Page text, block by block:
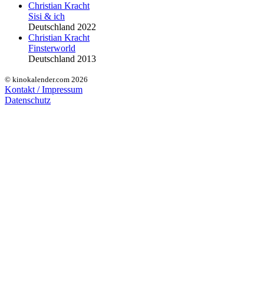
Christian Kracht
Sisi & ich
Deutschland 2022
Christian Kracht
Finsterworld
Deutschland 2013
© kinokalender.com 2026
Kontakt / Impressum
Datenschutz